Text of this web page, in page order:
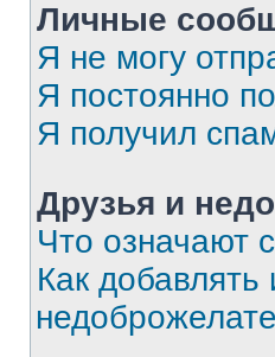
Личные
Я не могу
Я постоянно
Я получил
Друзья и
Что означают
Как добавлять